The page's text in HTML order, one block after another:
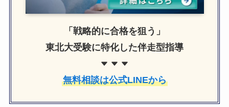
「戦略的に合格を狙う」
東北大受験に特化した伴走型指導
無料相談は公式LINEから